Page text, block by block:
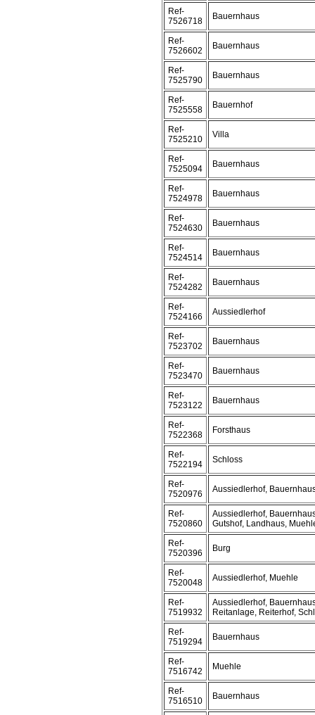
Ref-
7526718
Bauernhaus
Ref-
7526602
Bauernhaus
Ref-
7525790
Bauernhaus
Ref-
7525558
Bauernhof
Ref-
7525210
Villa
Ref-
7525094
Bauernhaus
Ref-
7524978
Bauernhaus
Ref-
7524630
Bauernhaus
Ref-
7524514
Bauernhaus
Ref-
7524282
Bauernhaus
Ref-
7524166
Aussiedlerhof
Ref-
7523702
Bauernhaus
Ref-
7523470
Bauernhaus
Ref-
7523122
Bauernhaus
Ref-
7522368
Forsthaus
Ref-
7522194
Schloss
Ref-
7520976
Aussiedlerhof,
Ref-
7520860
Aussiedlerhof,
Gutshof, Landhaus,
Ref-
7520396
Burg
Ref-
7520048
Aussiedlerhof, Muehle
Ref-
7519932
Aussiedlerhof,
Reitanlage, Reiterhof,
Ref-
7519294
Bauernhaus
Ref-
7516742
Muehle
Ref-
7516510
Bauernhaus